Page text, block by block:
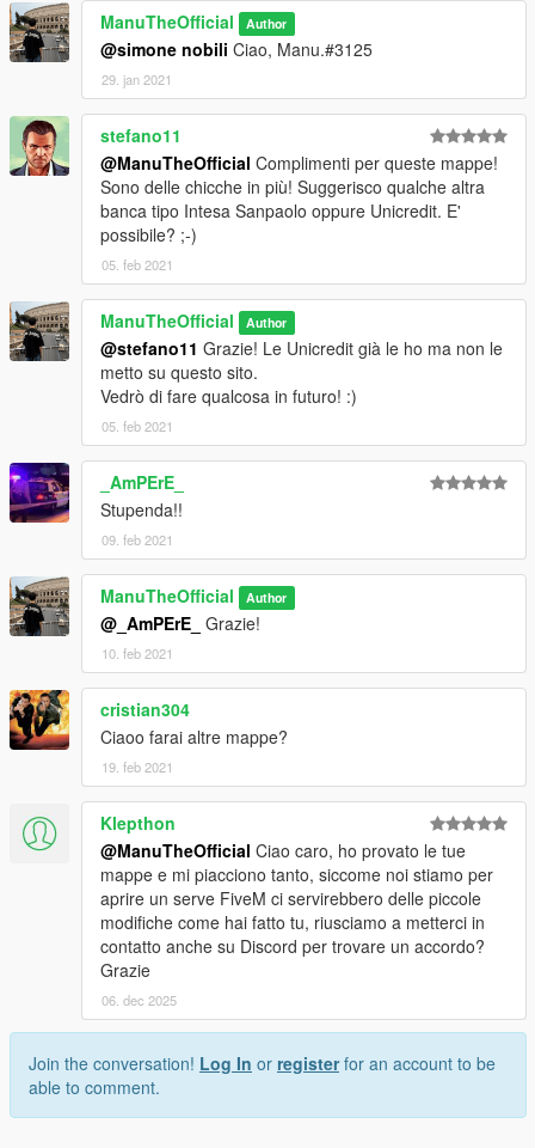
ManuTheOfficial Author
@simone nobili Ciao, Manu.#3125
29. jan 2021
stefano11
@ManuTheOfficial Complimenti per queste mappe!
Sono delle chicche in più! Suggerisco qualche altra
banca tipo Intesa Sanpaolo oppure Unicredit. E'
possibile? ;-)
05. feb 2021
ManuTheOfficial Author
@stefano11 Grazie! Le Unicredit già le ho ma non le
metto su questo sito.
Vedrò di fare qualcosa in futuro! :)
05. feb 2021
_AmPErE_
Stupenda!!
09. feb 2021
ManuTheOfficial Author
@_AmPErE_ Grazie!
10. feb 2021
cristian304
Ciaoo farai altre mappe?
19. feb 2021
Klepthon
@ManuTheOfficial Ciao caro, ho provato le tue
mappe e mi piacciono tanto, siccome noi stiamo per
aprire un serve FiveM ci servirebbero delle piccole
modifiche come hai fatto tu, riusciamo a metterci in
contatto anche su Discord per trovare un accordo?
Grazie
06. dec 2025
Join the conversation! Log In or registerfor an account to be
able to comment.